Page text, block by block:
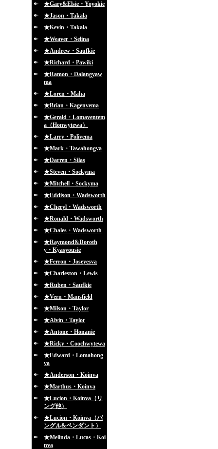
★Gary&Elsie・Yoyokie
★Jason・Takala
★Kevin・Takala
★Weaver・Selina
★Andrew・Saufkie
★Richard・Pawiki
★Ramon・Dalangyaw
ma
★Loren・Maha
★Brian・Kagenvema
★Gerald・Lomaventem
a（Honwytewa）
★Larry・Polivema
★Mark・Tawahongva
★Darren・Silas
★Steven・Sockyma
★Mitchell・Sockyma
★Eddison・Wadsworth
★Cheryl・Wadsworth
★Ronald・Wadsworth
★Chales・Wadsworth
★Raymond&Doroth
y・Kyasyousie
★Ferron・Joseyesva
★Charleston・Lewis
★Ruben・Saufkie
★Vern・Mansfield
★Milson・Taylor
★Alvin・Taylor
★Antone・Honanie
★Ricky・Coochwytewa
★Edward・Lomahong
va
★Anderson・Koinva
★Marthus・Koinva
★Lucion・Koinva（リ
ング他）
★Lucion・Koinva（バ
ングル&ペンダント）
★Melinda・Lucas・Koi
nva